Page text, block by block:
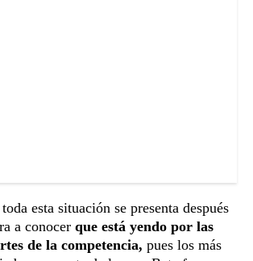
esta situación se presenta después
a conocer que está yendo por las
de la competencia, pues los más